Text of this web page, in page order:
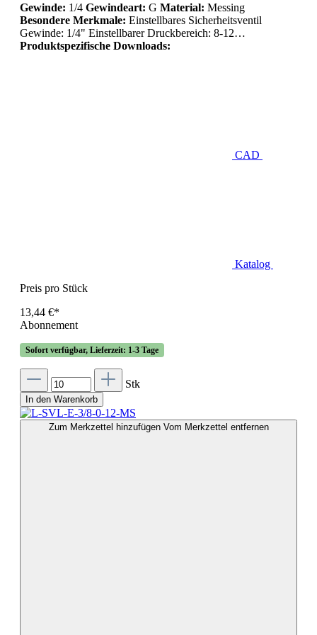
Gewinde: 1/4 Gewindeart: G Material: Messing
Besondere Merkmale: Einstellbares Sicherheitsventil
Gewinde: 1/4" Einstellbarer Druckbereich: 8-12…
Produktspezifische Downloads:
CAD
Katalog
Preis pro Stück
13,44 €*
Abonnement
Sofort verfügbar, Lieferzeit: 1-3 Tage
Stk
In den Warenkorb
Zum Merkzettel hinzufügen Vom Merkzettel entfernen